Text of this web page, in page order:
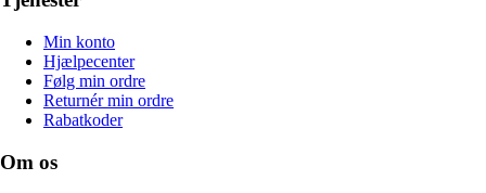
Min konto
Hjælpecenter
Følg min ordre
Returnér min ordre
Rabatkoder
Om os